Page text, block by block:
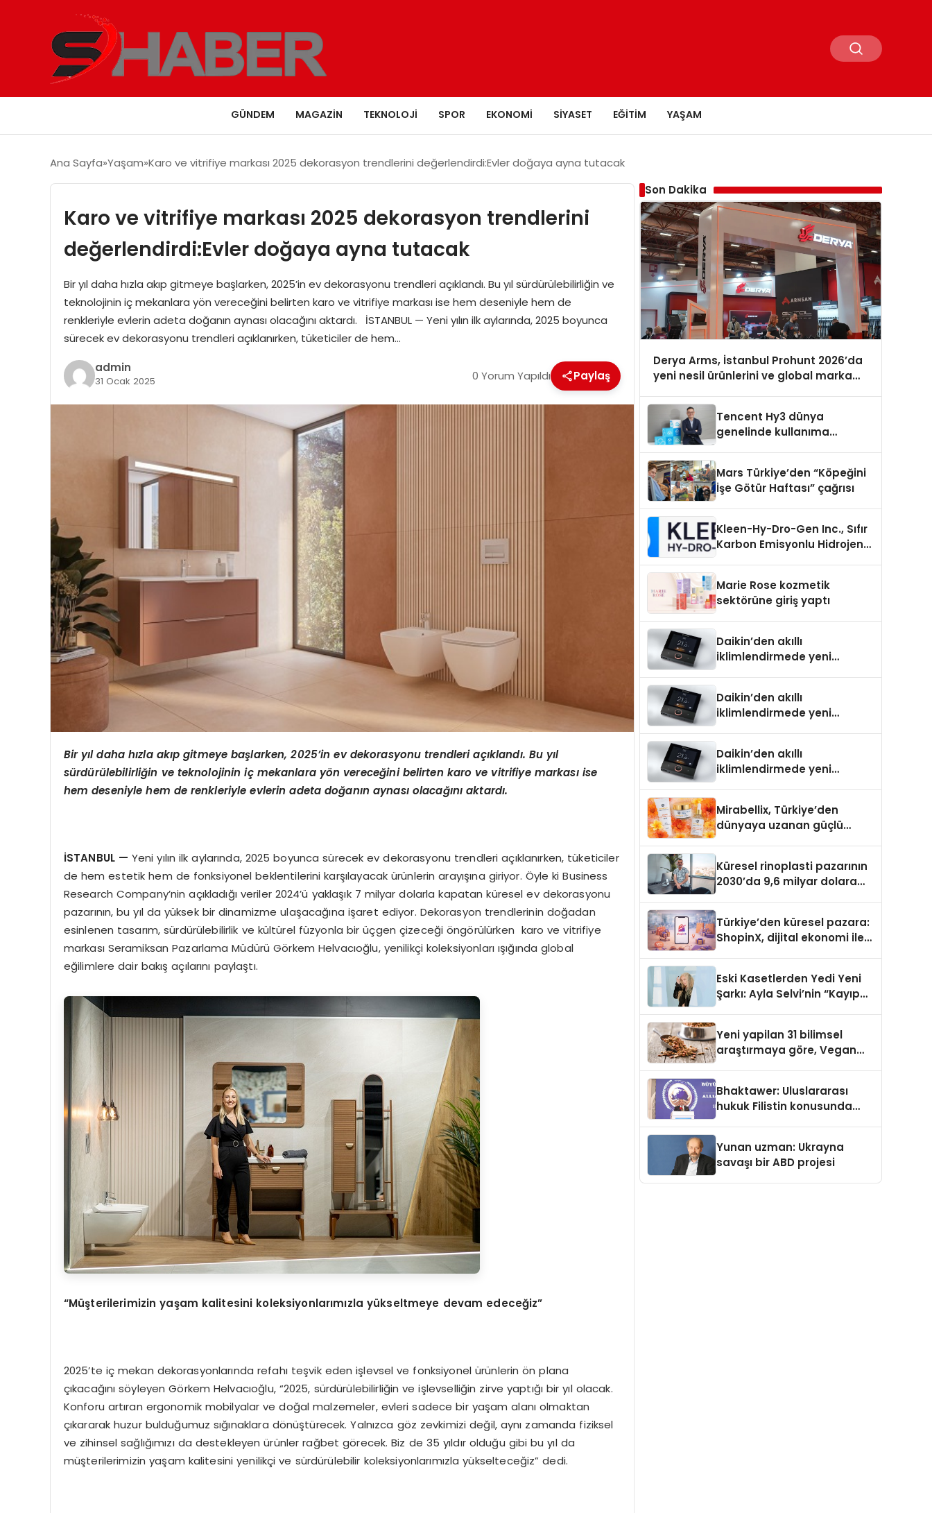
GÜNDEM MAGAZIN TEKNOLOJI SPOR EKONOMI SIYASET EĞITIM YAŞAM
Ana Sayfa Yaşam Karo ve vitrifiye markası 2025 dekorasyon trendlerini değerlendirdi:Evler doğaya ayna tutacak
Karo ve vitrifiye markası 2025 dekorasyon trendlerini
değerlendirdi:Evler doğaya ayna tutacak
Bir yıl daha hızla akıp gitmeye başlarken, 2025’in ev dekorasyonu trendleri açıklandı. Bu yıl sürdürülebilirliğin ve
teknolojinin iç mekanlara yön vereceğini belirten karo ve vitrifiye markası ise hem deseniyle hem de
renkleriyle evlerin adeta doğanın aynası olacağını aktardı. İSTANBUL — Yeni yılın ilk aylarında, 2025 boyunca
sürecek ev dekorasyonu trendleri açıklanırken, tüketiciler de hem…
admin
31 Ocak 2025 0 Yorum Yapıldı Paylaş
Bir yıl daha hızla akıp gitmeye başlarken,2025’in ev dekorasyonu trendleri açıklandı. Bu yıl
sürdürülebilirliğin ve teknolojinin iç mekanlara yön vereceğini belirten karo ve vitrifiye markası ise
hem deseniyle hem de renkleriyle evlerin adeta doğanın aynası olacağını aktardı.
İSTANBUL — Yeni yılın ilk aylarında, 2025 boyunca sürecek ev dekorasyonu trendleri açıklanırken, tüketiciler
de hem estetik hem de fonksiyonel beklentilerini karşılayacak ürünlerin arayışına giriyor. Öyle ki Business
Research Company’nin açıkladığı veriler 2024’ü yaklaşık 7 milyar dolarla kapatan küresel ev dekorasyonu
pazarının, bu yıl da yüksek bir dinamizme ulaşacağına işaret ediyor. Dekorasyon trendlerinin doğadan
esinlenen tasarım, sürdürülebilirlik ve kültürel füzyonla bir üçgen çizeceği öngörülürken karo ve vitrifiye
markası Seramiksan Pazarlama Müdürü Görkem Helvacıoğlu, yenilikçi koleksiyonları ışığında global
eğilimlere dair bakış açılarını paylaştı.
“Müşterilerimizin yaşam kalitesini koleksiyonlarımızla yükseltmeye devam edeceğiz”
2025’te iç mekan dekorasyonlarında refahı teşvik eden işlevsel ve fonksiyonel ürünlerin ön plana
çıkacağını söyleyen Görkem Helvacıoğlu, “2025, sürdürülebilirliğin ve işlevselliğin zirve yaptığı bir yıl olacak.
Konforu artıran ergonomik mobilyalar ve doğal malzemeler, evleri sadece bir yaşam alanı olmaktan
çıkararak huzur bulduğumuz sığınaklara dönüştürecek. Yalnızca göz zevkimizi değil, aynı zamanda fiziksel
ve zihinsel sağlığımızı da destekleyen ürünler rağbet görecek. Biz de 35 yıldır olduğu gibi bu yıl da
müşterilerimizin yaşam kalitesini yenilikçi ve sürdürülebilir koleksiyonlarımızla yükselteceğiz” dedi.
Son Dakika
Derya Arms, İstanbul Prohunt 2026’da
yeni nesil ürünlerini ve global marka
Tencent Hy3 dünya
genelinde kullanıma
Mars Türkiye’den “Köpeğini
İşe Götür Haftası” çağrısı
Kleen-Hy-Dro-Gen Inc., Sıfır
Karbon Emisyonlu Hidrojen
Aldı
Marie Rose kozmetik
sektörüne giriş yaptı
Daikin’den akıllı
iklimlendirmede yeni
Daikin’den akıllı
iklimlendirmede yeni
Daikin’den akıllı
iklimlendirmede yeni
Mirabellix, Türkiye’den
dünyaya uzanan güçlü
Küresel rinoplasti pazarının
2030’da 9,6 milyar dolara
Türkiye’den küresel pazara:
ShopinX, dijital ekonomi ile
Eski Kasetlerden Yedi Yeni
Şarkı: Ayla Selvi’nin “Kayıp
Yeni yapilan 31 bilimsel
araştırmaya göre, Vegan
Sindirildiğini Ortaya Koydu
Bhaktawer: Uluslararası
hukuk Filistin konusunda
Yunan uzman: Ukrayna
savaşı bir ABD projesi